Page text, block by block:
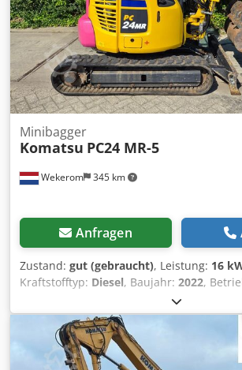
Wekerom 345 km
Minibagger
Komatsu PC24 MR-5
Anfragen
Zustand: gut (gebraucht), Leistung: 16
Kraftstofftyp: Diesel, Baujahr: 2022,
, Baujahr: 2022 Modelljahr: 2022 Antrieb:
Leergewicht: 2.490 kg CE-
Zustand: gut Optischer Zustand: gut
Baujahr 2022 | 2.500 Betriebsstunden |
Sortierfunktion | 3 Schaufeln |